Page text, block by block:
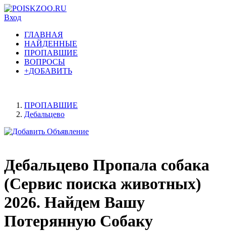
Вход
ГЛАВНАЯ
НАЙДЕННЫЕ
ПРОПАВШИЕ
ВОПРОСЫ
+ДОБАВИТЬ
ПРОПАВШИЕ
Дебальцево
Дебальцево Пропала собака
(Сервис поиска животных)
2026. Найдем Вашу
Потерянную Собаку